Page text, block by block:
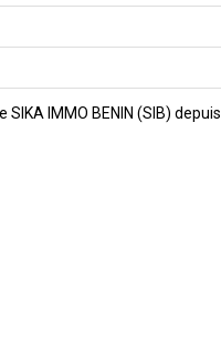
IMMO BENIN (SIB) depuis